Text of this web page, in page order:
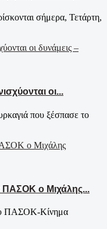
σήμερα, Τετάρτη,
οι...
που ξέσπασε το
ΠΑΣΟΚ ο Μιχάλης...
ΠΑΣΟΚ-Κίνημα